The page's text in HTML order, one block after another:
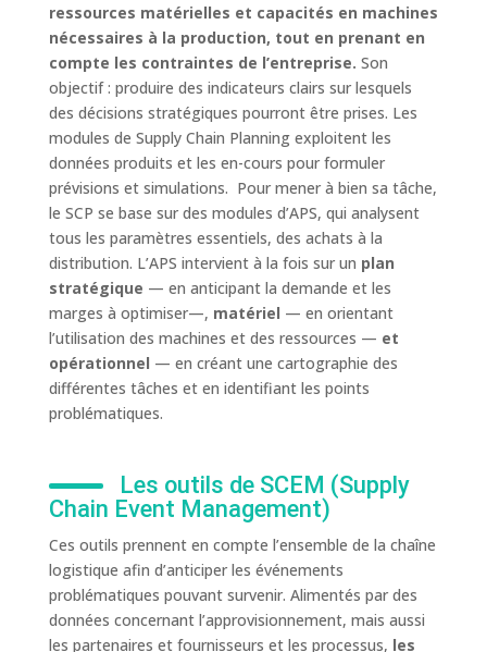
ressources matérielles et capacités en machines
nécessaires à la production, tout en prenant en
compte les contraintes de l’entreprise. Son
objectif : produire des indicateurs clairs sur lesquels
des décisions stratégiques pourront être prises. Les
modules de Supply Chain Planning exploitent les
données produits et les en-cours pour formuler
prévisions et simulations. Pour mener à bien sa tâche,
le SCP se base sur des modules d’APS, qui analysent
tous les paramètres essentiels, des achats à la
distribution. L’APS intervient à la fois sur un plan
stratégique — en anticipant la demande et les
marges à optimiser—, matériel — en orientant
l’utilisation des machines et des ressources — et
opérationnel — en créant une cartographie des
différentes tâches et en identifiant les points
problématiques.
Les outils de SCEM (Supply
Chain Event Management)
Ces outils prennent en compte l’ensemble de la chaîne
logistique afin d’anticiper les événements
problématiques pouvant survenir. Alimentés par des
données concernant l’approvisionnement, mais aussi
les partenaires et fournisseurs et les processus, les